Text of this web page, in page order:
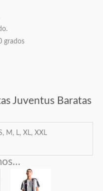
grados
Juventus Baratas
M, L, XL, XXL